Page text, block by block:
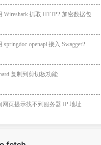
Wireshark 抓取 HTTP2 加密数据包
springdoc-openapi 接入 Swagger2
复制到剪切板功能
网页提示找不到服务器 IP 地址